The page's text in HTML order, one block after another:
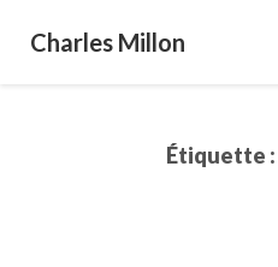
Charles Millon
Étiquette :